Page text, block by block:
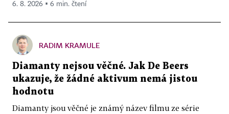
6. 8. 2026 ▪ 6 min. čtení
RADIM KRAMULE
Diamanty nejsou věčné. Jak De Beers
ukazuje, že žádné aktivum nemá jistou
hodnotu
Diamanty jsou věčné je známý název filmu ze série